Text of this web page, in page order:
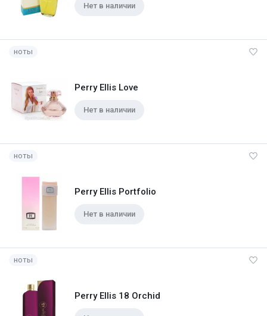
Нет в наличии
ноты
Perry Ellis Love
Нет в наличии
ноты
Perry Ellis Portfolio
Нет в наличии
ноты
Perry Ellis 18 Orchid